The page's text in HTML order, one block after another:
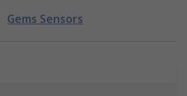
Gems Sensors